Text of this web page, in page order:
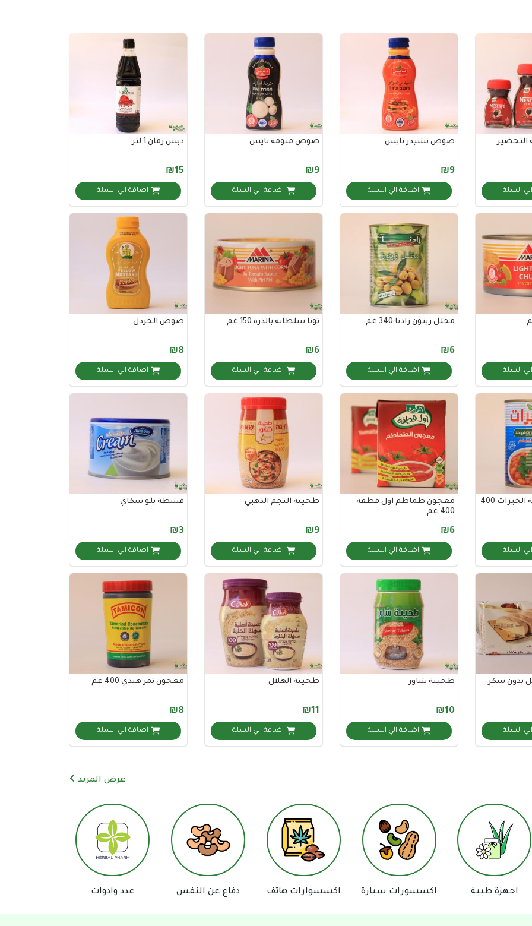
التحضير
السلة
صوص تشيدر نايس
₪9
اضافة الي السلة
صوص مثومة نايس
₪9
اضافة الي السلة
دبس رمان 1 لتر
₪15
اضافة الي السلة
السلة
مخلل زيتون زادنا 340 غم
₪6
اضافة الي السلة
تونا سلطانة بالذرة 150 غم
₪6
اضافة الي السلة
صوص الخردل
₪8
اضافة الي السلة
فاصوليا مطبوخة الخيرات 400
السلة
معجون طماطم اول قطفة
400 غم
₪6
اضافة الي السلة
طحينة النجم الذهبي
₪9
اضافة الي السلة
قشطة بلو سكاي
₪3
اضافة الي السلة
بدون سكر
السلة
طحينة شاور
₪10
اضافة الي السلة
طحينة الهلال
₪11
اضافة الي السلة
معجون تمر هندي 400 غم
₪8
اضافة الي السلة
عرض المزيد
اجهزة طبية اكسسورات سيارة اكسسوارات هاتف دفاع عن النفس عدد وادوات
مساعد السعيد للعطارة والأعشاب
الطبية